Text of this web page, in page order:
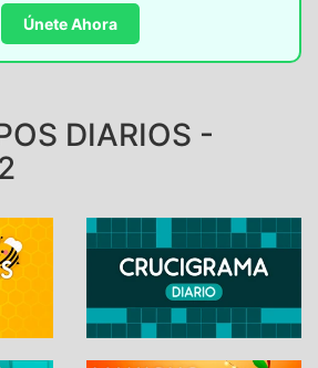
Únete Ahora
DIARIOS -